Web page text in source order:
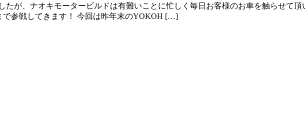
が、ナオキモータービルドは有難いことに忙しく毎日お客様のお車を触らせて
で参戦してきます！ 今回は昨年末のYOKOH […]